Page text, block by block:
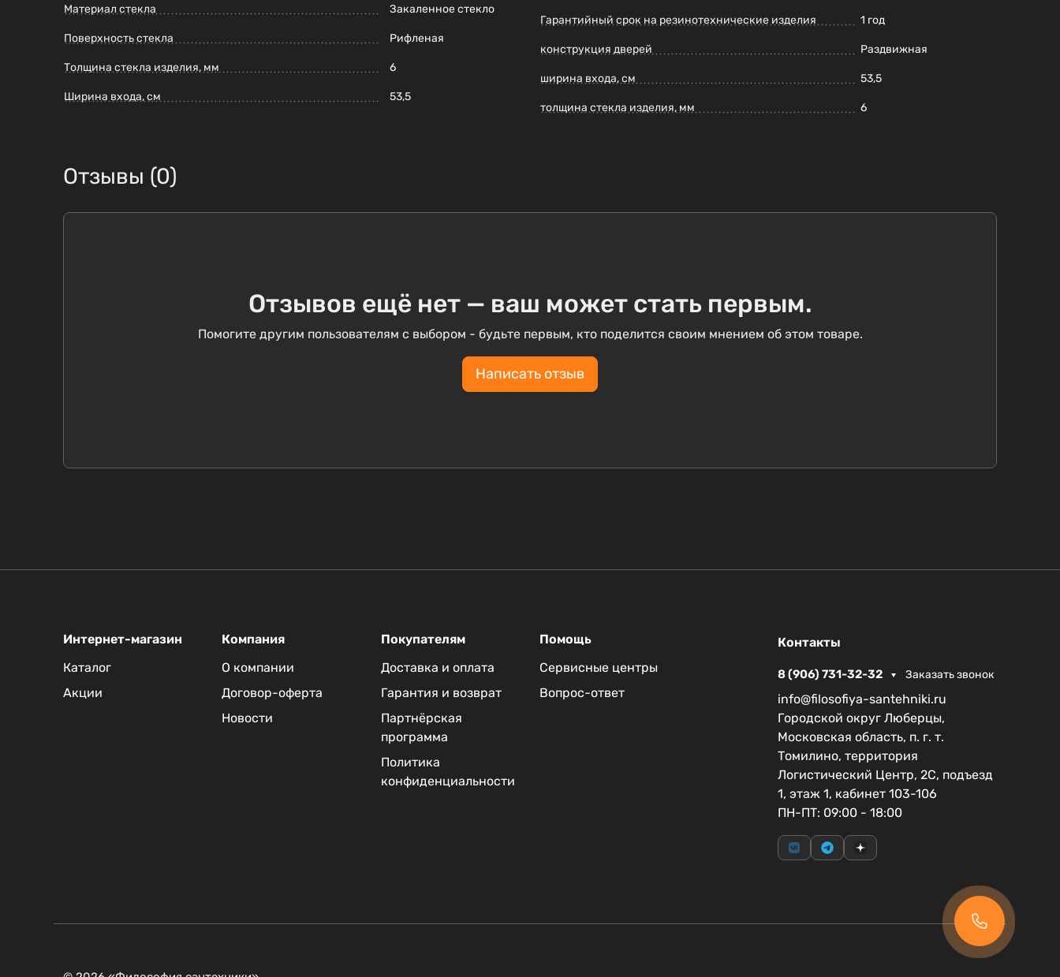
Материал стекла Закаленное стекло
Поверхность стекла Рифленая
Толщина стекла изделия, мм 6
Ширина входа, см 53,5
Гарантийный срок на резинотехнические изделия 1 год
конструкция дверей Раздвижная
ширина входа, см 53,5
толщина стекла изделия, мм 6
Отзывы (0)
Отзывов ещё нет — ваш может стать первым.
Помогите другим пользователям с выбором - будьте первым, кто поделится своим мнением об этом товаре.
Написать отзыв
Интернет-магазин
Каталог
Акции
Компания
О компании
Договор-оферта
Новости
Покупателям
Доставка и оплата
Гарантия и возврат
Партнёрская
программа
Политика
конфиденциальности
Помощь
Сервисные центры
Вопрос-ответ
Контакты
8 (906) 731-32-32 Заказать звонок
info@filosofiya-santehniki.ru
Городской округ Люберцы,
Московская область, п. г. т.
Томилино, территория
Логистический Центр, 2С, подъезд
1, этаж 1, кабинет 103-106
ПН-ПТ: 09:00 - 18:00